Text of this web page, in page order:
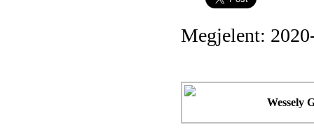
Megjelent:
Wessely